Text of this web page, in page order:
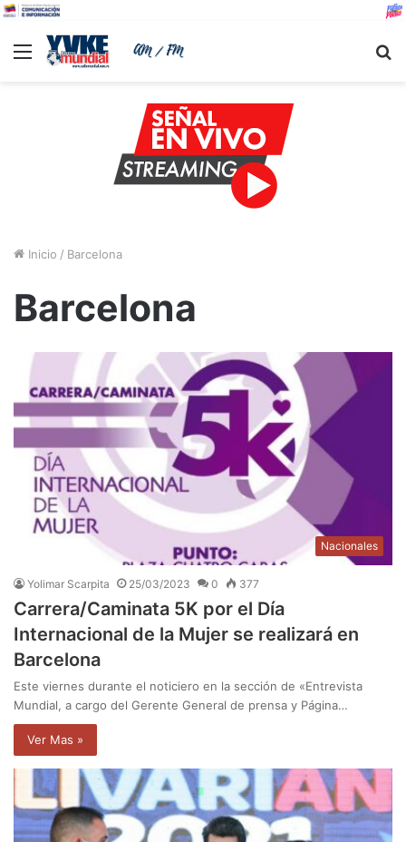
Menu
Inicio / Barcelona
Barcelona
Nacionales
Yolimar Scarpita 25/03/2023 0 377
Carrera/Caminata 5K por el Día
Internacional de la Mujer se realizará en
Barcelona
Este viernes durante el noticiero en la sección de «Entrevista
Mundial, a cargo del Gerente General de prensa y Página…
Ver Mas »